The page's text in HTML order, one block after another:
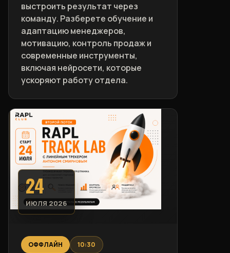
выстроить результат через
команду. Разберете обучение и
адаптацию менеджеров,
мотивацию, контроль продаж и
современные инструменты,
включая нейросети, которые
ускоряют работу отдела.
24
ИЮЛЯ 2026
ОФФЛАЙН
10:30